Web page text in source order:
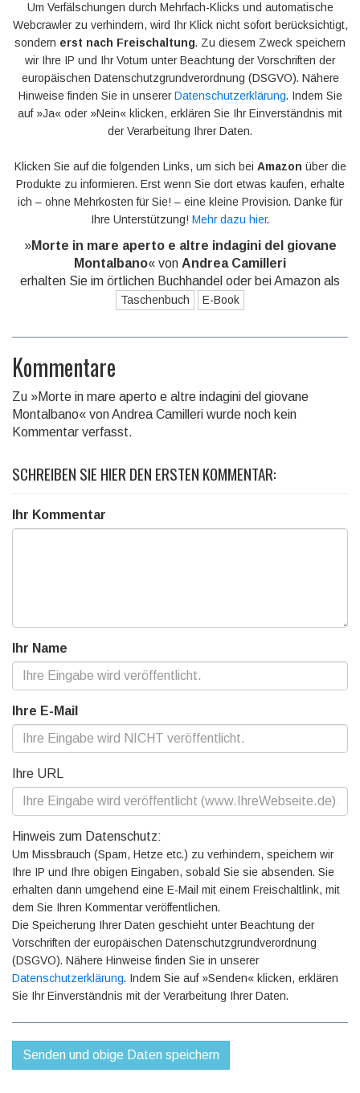
Um Verfälschungen durch Mehrfach-Klicks und automatische
Webcrawler zu verhindern, wird Ihr Klick nicht sofort berücksichtigt,
sondern erst nach Freischaltung. Zu diesem Zweck speichern
wir Ihre IP und Ihr Votum unter Beachtung der Vorschriften der
europäischen Datenschutzgrundverordnung (DSGVO). Nähere
Hinweise finden Sie in unsererDatenschutzerklärung. Indem Sie
auf »Ja« oder »Nein« klicken, erklären Sie Ihr Einverständnis mit
der Verarbeitung Ihrer Daten.
Klicken Sie auf die folgenden Links, um sich bei Amazon über die
Produkte zu informieren. Erst wenn Sie dort etwas kaufen, erhalte
ich – ohne Mehrkosten für Sie! – eine kleine Provision. Danke für
Ihre Unterstützung! Mehr dazu hier.
»Morte in mare aperto e altre indagini del giovane
Montalbano« von Andrea Camilleri
erhalten Sie im örtlichen Buchhandel oder bei Amazon als
Taschenbuch E-Book
Kommentare
Zu »Morte in mare aperto e altre indagini del giovane
Montalbano« von Andrea Camilleri wurde noch kein
Kommentar verfasst.
SCHREIBEN SIE HIER DEN ERSTEN KOMMENTAR:
Ihr Kommentar
Ihr Name
Ihre E-Mail
Ihre URL
Hinweis zum Datenschutz:
Um Missbrauch (Spam, Hetze etc.) zu verhindern, speichern wir
Ihre IP und Ihre obigen Eingaben, sobald Sie sie absenden. Sie
erhalten dann umgehend eine E-Mail mit einem Freischaltlink, mit
dem Sie Ihren Kommentar veröffentlichen.
Die Speicherung Ihrer Daten geschieht unter Beachtung der
Vorschriften der europäischen Datenschutzgrundverordnung
(DSGVO). Nähere Hinweise finden Sie in unserer
Datenschutzerklärung. Indem Sie auf »Senden« klicken, erklären
Sie Ihr Einverständnis mit der Verarbeitung Ihrer Daten.